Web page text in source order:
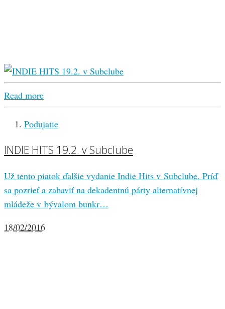
Read more
Podujatie
INDIE HITS 19.2. v Subclube
Už tento piatok ďalšie vydanie Indie Hits v Subclube. Príď
sa pozrieť a zabaviť na dekadentnú párty alternatívnej
mládeže v bývalom bunkr…
18/02/2016